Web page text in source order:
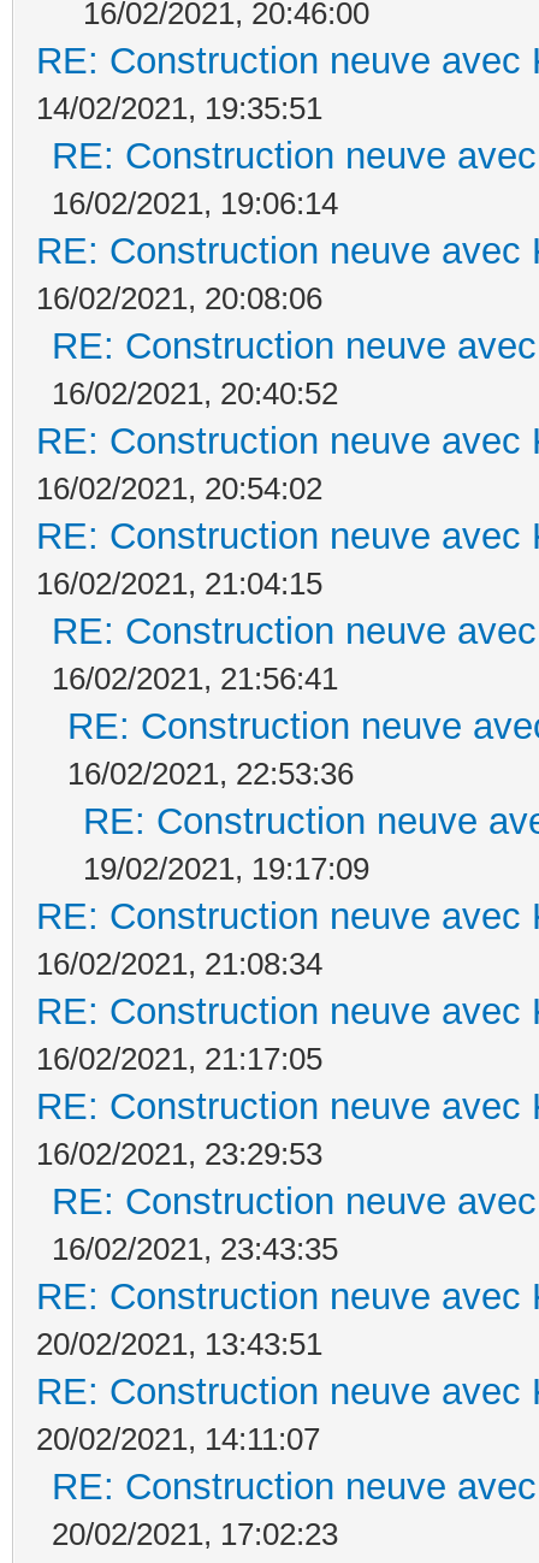
16/02/2021, 20:46:00
RE: Construction neuve avec
14/02/2021, 19:35:51
RE: Construction neuve
16/02/2021, 19:06:14
RE: Construction neuve avec
16/02/2021, 20:08:06
RE: Construction neuve
16/02/2021, 20:40:52
RE: Construction neuve avec
16/02/2021, 20:54:02
RE: Construction neuve avec
16/02/2021, 21:04:15
RE: Construction neuve
16/02/2021, 21:56:41
RE: Construction neuve
16/02/2021, 22:53:36
RE: Construction neuve
19/02/2021, 19:17:09
RE: Construction neuve avec
16/02/2021, 21:08:34
RE: Construction neuve avec
16/02/2021, 21:17:05
RE: Construction neuve avec
16/02/2021, 23:29:53
RE: Construction neuve
16/02/2021, 23:43:35
RE: Construction neuve avec
20/02/2021, 13:43:51
RE: Construction neuve avec
20/02/2021, 14:11:07
RE: Construction neuve
20/02/2021, 17:02:23